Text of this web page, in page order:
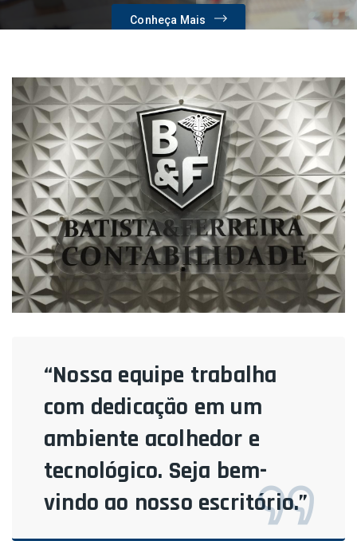
Conheça Mais
“Nossa equipe trabalha
com dedicação em um
ambiente acolhedor e
tecnológico. Seja bem-
vindo ao nosso escritório.”